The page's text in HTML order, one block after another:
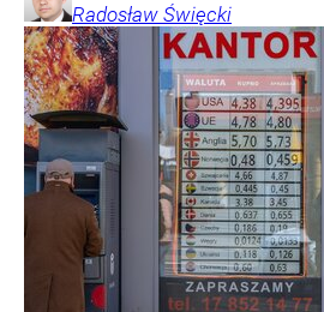
Radosław Święcki